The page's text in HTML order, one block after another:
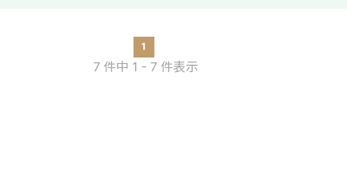
1
7 件中 1 - 7 件表示